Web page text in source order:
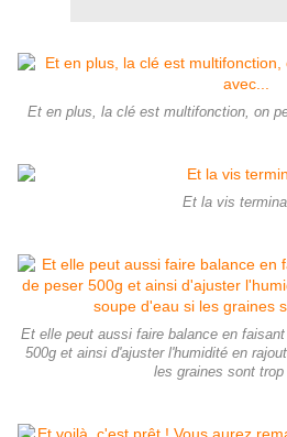
Et en plus, la clé est multifonction, on
Et la vis
Et elle peut aussi faire balance en
500g et ainsi d'ajuster l'humidité en
les graines sont trop